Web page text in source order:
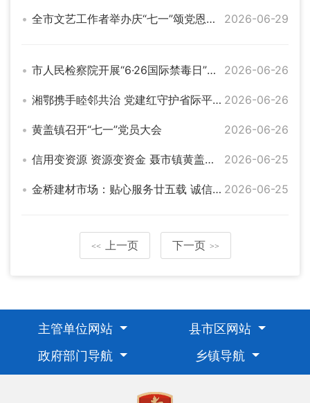
全市文艺工作者举办庆“七一”颂党恩文艺演出活动 2026-06-29
市人民检察院开展“6·26国际禁毒日”宣传活动 2026-06-26
湘鄂携手睦邻共治 党建红守护省际平安线 2026-06-26
黄盖镇召开“七一”党员大会 2026-06-26
信用变资源 资源变资金 聂市镇黄盖村“整村授信”启动 2026-06-25
金桥建材市场：贴心服务廿五载 诚信经营筑安居 2026-06-25
<< 上一页 下一页 >>
主管单位网站
县市区网站
政府部门导航
乡镇导航